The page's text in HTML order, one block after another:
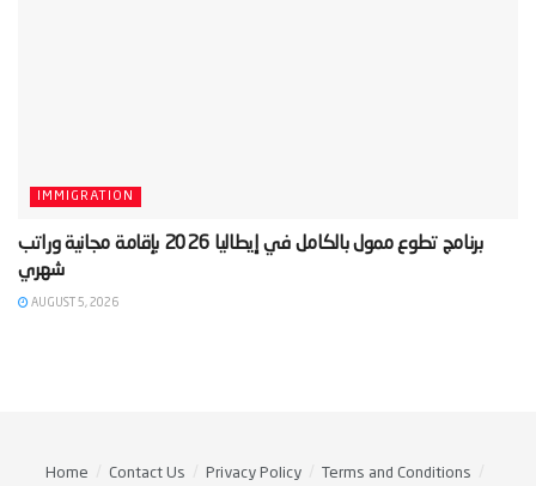
IMMIGRATION
‫برنامج تطوع ممول بالكامل في إيطاليا 2026 بإقامة مجانية وراتب
شهري‬
AUGUST 5, 2026
Home Contact Us Privacy Policy Terms and Conditions